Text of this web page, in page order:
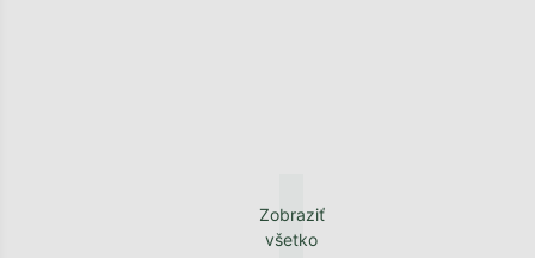
Zobraziť
všetko